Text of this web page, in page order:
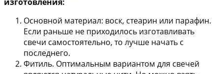
Основной материал: воск, стеарин или парафин.
Если раньше не приходилось изготавливать
свечи самостоятельно, то лучше начать с
последнего.
Фитиль. Оптимальным вариантом для свечей